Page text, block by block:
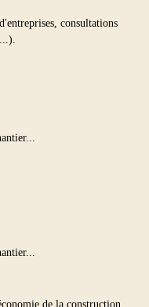
consultations
de la construction,